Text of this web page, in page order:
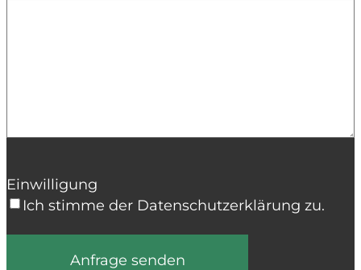
Einwilligung
Ich stimme der Datenschutzerklärung zu.